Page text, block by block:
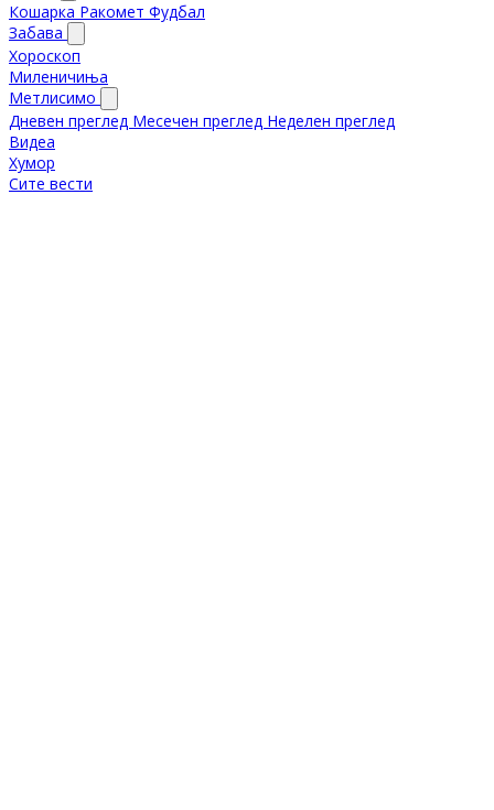
Кошарка Ракомет Фудбал
Забава
Хороскоп
Миленичиња
Метлисимо
Дневен преглед Месечен преглед Неделен преглед
Видеа
Хумор
Сите вести